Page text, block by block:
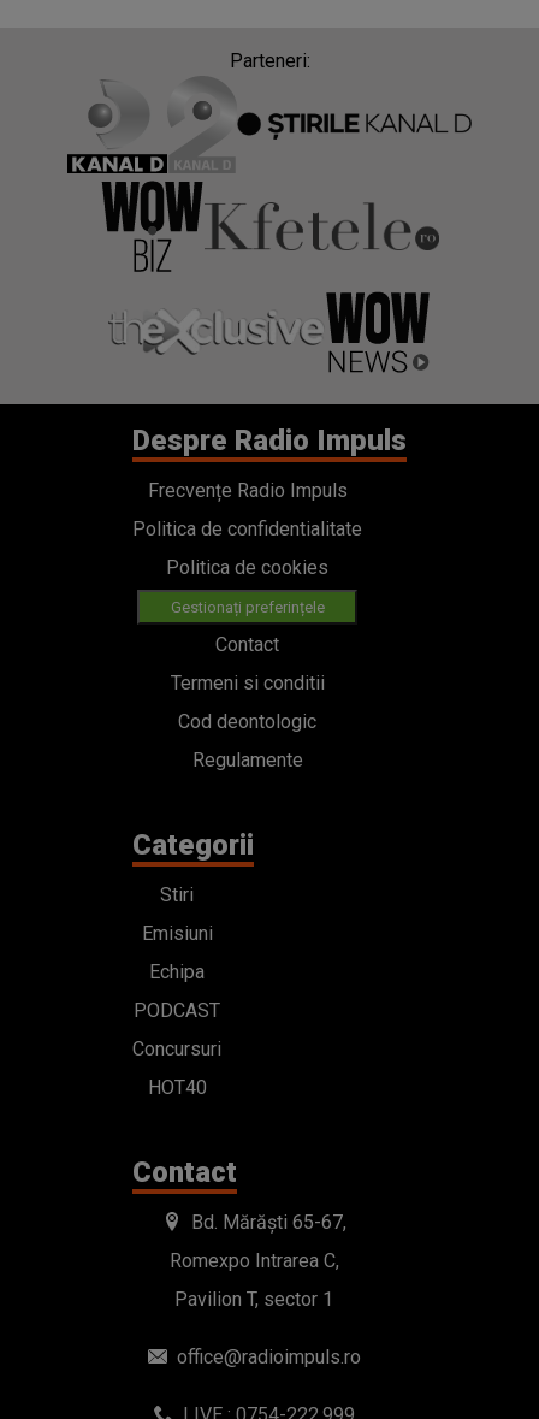
Parteneri:
Despre Radio Impuls
Frecvențe Radio Impuls
Politica de confidentialitate
Politica de cookies
Gestionați preferințele
Contact
Termeni si conditii
Cod deontologic
Regulamente
Categorii
Stiri
Emisiuni
Echipa
PODCAST
Concursuri
HOT40
Contact
Bd. Mărăști 65-67,
Romexpo Intrarea C,
Pavilion T, sector 1
office@radioimpuls.ro